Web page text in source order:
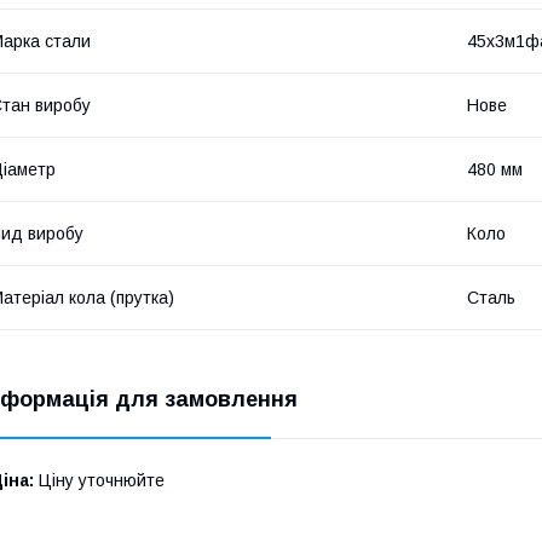
стали
виробу Нове
480 мм
виробу Коло
кола (прутка) Сталь
для замовлення
Ціну уточнюйте